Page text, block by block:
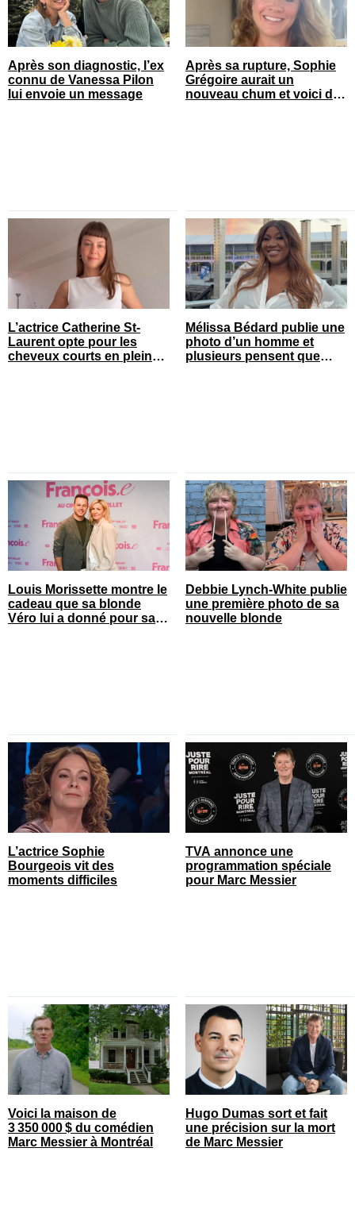
Après son diagnostic, l’ex
connu de Vanessa Pilon
lui envoie un message
Après sa rupture, Sophie
Grégoire aurait un
nouveau chum et voici de
L’actrice Catherine St-
Laurent opte pour les
cheveux courts en pleine
Mélissa Bédard publie une
photo d’un homme et
plusieurs pensent que
Louis Morissette montre le
cadeau que sa blonde
Véro lui a donné pour sa
Debbie Lynch-White publie
une première photo de sa
nouvelle blonde
L’actrice Sophie
Bourgeois vit des
moments difficiles
TVA annonce une
programmation spéciale
pour Marc Messier
Voici la maison de
3 350 000 $ du comédien
Marc Messier à Montréal
Hugo Dumas sort et fait
une précision sur la mort
de Marc Messier